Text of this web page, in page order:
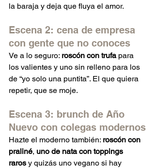
la baraja y deja que fluya el amor.
Escena 2: cena de empresa
con gente que no conoces
Ve a lo seguro: roscón con trufa para
los valientes y uno sin relleno para los
de “yo solo una puntita”. El que quiera
repetir, que se moje.
Escena 3: brunch de Año
Nuevo con colegas modernos
Hazte el moderno también: roscón con
praliné, uno de nata con toppings
raros y quizás uno vegano si hay